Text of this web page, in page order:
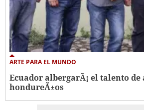
ARTE PARA EL MUNDO
Ecuador albergarÃ¡ el talento de
hondureÃ±os